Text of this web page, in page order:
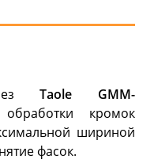
Taole GMM-
кромок
шириной
фасок.